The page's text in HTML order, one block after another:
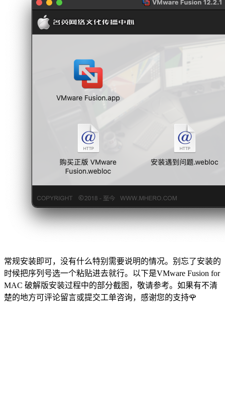
常规安装即可，没有什么特别需要说明的情况。别忘了安装的
时候把序列号选一个粘贴进去就行。以下是VMware Fusion for
MAC 破解版安装过程中的部分截图，敬请参考。如果有不清
楚的地方可评论留言或提交工单咨询，感谢您的支持🌹